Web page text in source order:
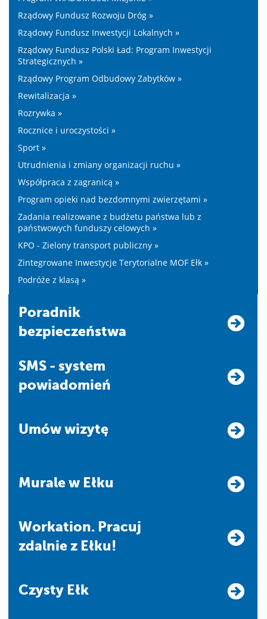
Rządowy Fundusz Rozwoju Dróg »
Rządowy Fundusz Inwestycji Lokalnych »
Rządowy Fundusz Polski Ład: Program Inwestycji
Strategicznych »
Rządowy Program Odbudowy Zabytków »
Rewitalizacja »
Rozrywka »
Rocznice i uroczystości »
Sport »
Utrudnienia i zmiany organizacji ruchu »
Współpraca z zagranicą »
Program opieki nad bezdomnymi zwierzętami »
Zadania realizowane z budżetu państwa lub z
państwowych funduszy celowych »
KPO - Zielony transport publiczny »
Zintegrowane Inwestycje Terytorialne MOF Ełk »
Podróże z klasą »
Poradnik
bezpieczeństwa
SMS - system
powiadomień
Umów wizytę
Murale w Ełku
Workation. Pracuj
zdalnie z Ełku!
Czysty Ełk